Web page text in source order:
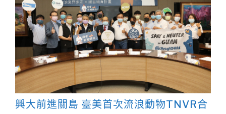
興大前進關島 臺美首次流浪動物TNVR合